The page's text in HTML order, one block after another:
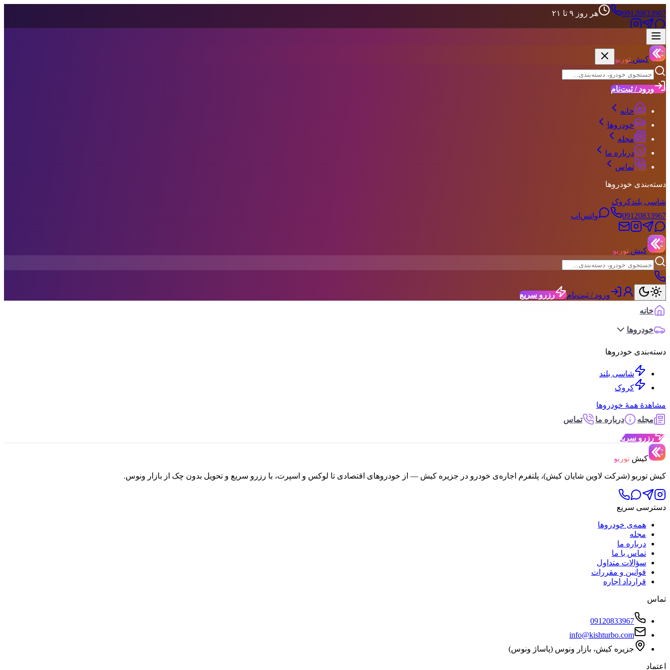
09120833967 هر روز ۹ تا ۲۱
علاقه‌مندی‌ها
کیش توربو
ورود / ثبت‌نام
خانه
خودروها
مجله
درباره ما
تماس
دسته‌بندی خودروها
شاسی بلندکروک
09120833967
واتس‌اپ
کیش توربو
ورود / ثبت‌نام
رزرو سریع
خانه
خودروها
دسته‌بندی خودروها
شاسی بلند
کروک
مشاهدهٔ همهٔ خودروها
مجله
درباره ما تماس
رزرو سریع
کیش توربو
کیش توربو (شرکت لاوین شایان کیش)، پلتفرم اجاره‌ی خودرو در جزیره کیش — از خودروهای اقتصادی تا لوکس و اسپرت، با رزرو سریع و تحویل بدون چک از بازار ونوس.
دسترسی سریع
همه‌ی خودروها
مجله
درباره ما
تماس با ما
سؤالات متداول
قوانین و مقررات
قرارداد اجاره
تماس
09120833967
info@kishturbo.com
جزیره کیش، بازار ونوس (پاساژ ونوس)
اعتماد